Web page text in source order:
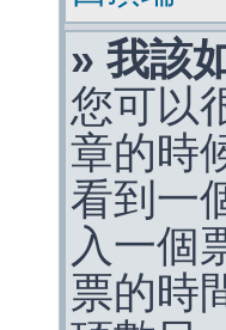
» 我該
您可以
章的時
看到一
入一個
票的時